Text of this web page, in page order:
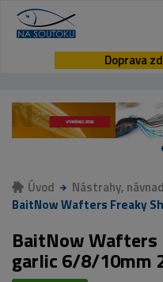
Doprava
Úvod Nástrahy,
BaitNow Wafters Freaky
BaitNow Wafters
garlic 6/8/10mm